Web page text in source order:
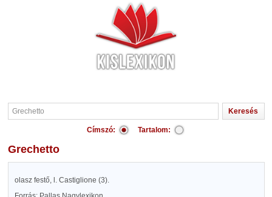
Címszó: Tartalom:
Grechetto
olasz festő, l. Castiglione (3).